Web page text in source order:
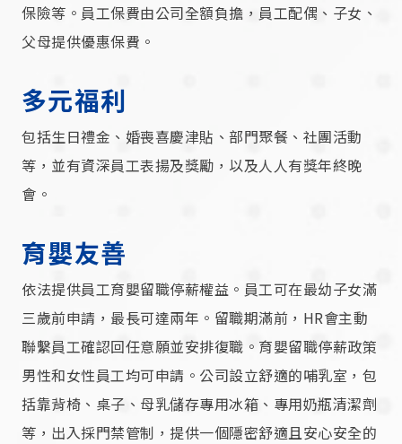
保險等。員工保費由公司全額負擔，員工配偶、子女、
父母提供優惠保費。
多元福利
包括生日禮金、婚喪喜慶津貼、部門聚餐、社團活動
等，並有資深員工表揚及獎勵，以及人人有獎年終晚
會。
育嬰友善
依法提供員工育嬰留職停薪權益。員工可在最幼子女滿
三歲前申請，最長可達兩年。留職期滿前，HR會主動
聯繫員工確認回任意願並安排復職。育嬰留職停薪政策
男性和女性員工均可申請。公司設立舒適的哺乳室，包
括靠背椅、桌子、母乳儲存專用冰箱、專用奶瓶清潔劑
等，出入採門禁管制，提供一個隱密舒適且安心安全的